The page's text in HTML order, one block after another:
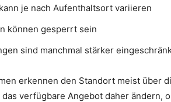
je nach Aufenthaltsort variieren
können gesperrt sein
sind manchmal stärker
erkennen den Standort meist über
das verfügbare Angebot daher ändern,